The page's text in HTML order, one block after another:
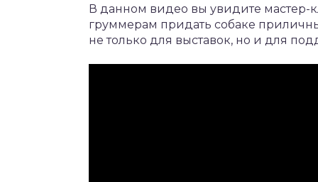
В данном видео вы увидите
груммерам придать собаке
не только для выставок, но и для